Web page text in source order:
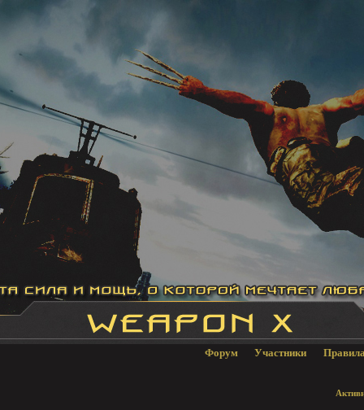
Форум Участники